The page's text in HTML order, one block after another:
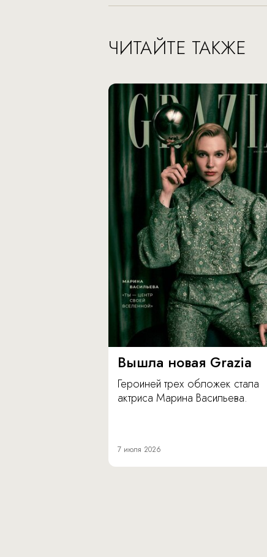
ЧИТАЙТЕ ТАКЖЕ
Вышла новая Grazia
Героиней трех обложек стала
актриса Марина Васильева.
7 июля 2026